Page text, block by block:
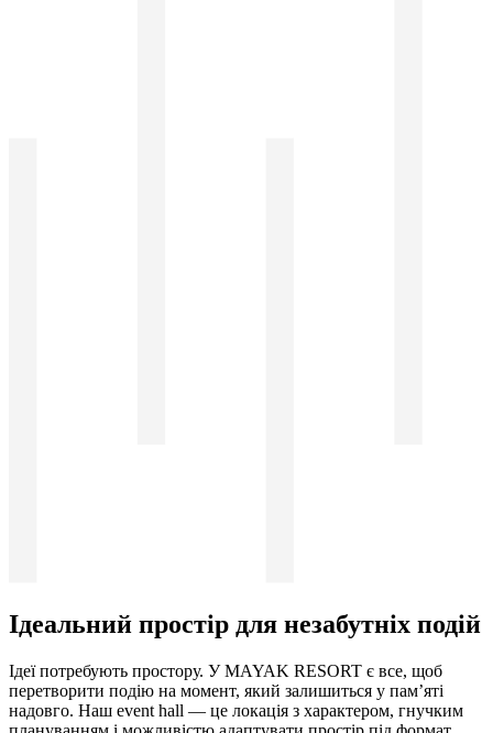
Ідеальний простір для незабутніх подій
Ідеї потребують простору. У MAYAK RESORT є все, щоб
перетворити подію на момент, який залишиться у пам’яті
надовго. Наш event hall — це локація з характером, гнучким